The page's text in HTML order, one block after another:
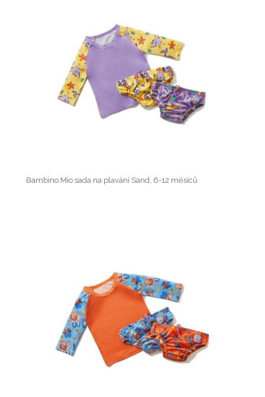
Bambino Mio sada na plavání Sand, 6-12 měsíců